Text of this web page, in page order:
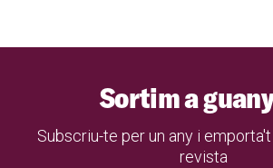
Sortim a
Subscriu-te per un any i
revista